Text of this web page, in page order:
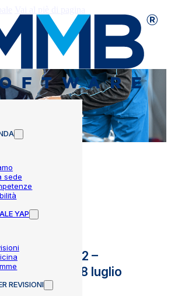
sede
YAP
REVISIONI
MCTCNet2 –
16832 del 28 luglio